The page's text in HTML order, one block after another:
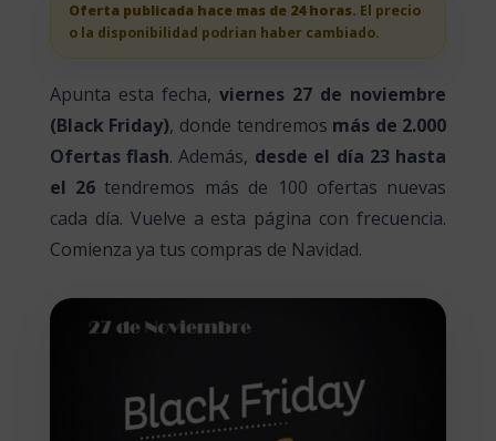
Oferta publicada hace mas de 24 horas. El precio
o la disponibilidad podrian haber cambiado.
Apunta esta fecha, viernes 27 de noviembre
(Black Friday), donde tendremos más de 2.000
Ofertas flash. Además, desde el día 23 hasta
el 26 tendremos más de 100 ofertas nuevas
cada día. Vuelve a esta página con frecuencia.
Comienza ya tus compras de Navidad.